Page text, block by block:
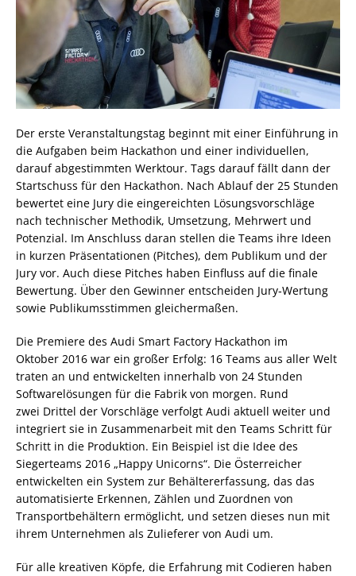
Der erste Veranstaltungstag beginnt mit einer Einführung in
die Aufgaben beim Hackathon und einer individuellen,
darauf abgestimmten Werktour. Tags darauf fällt dann der
Startschuss für den Hackathon. Nach Ablauf der 25 Stunden
bewertet eine Jury die eingereichten Lösungsvorschläge
nach technischer Methodik, Umsetzung, Mehrwert und
Potenzial. Im Anschluss daran stellen die Teams ihre Ideen
in kurzen Präsentationen (Pitches), dem Publikum und der
Jury vor. Auch diese Pitches haben Einfluss auf die finale
Bewertung. Über den Gewinner entscheiden Jury‑Wertung
sowie Publikumsstimmen gleichermaßen.
Die Premiere des Audi Smart Factory Hackathon im
Oktober 2016 war ein großer Erfolg: 16 Teams aus aller Welt
traten an und entwickelten innerhalb von 24 Stunden
Softwarelösungen für die Fabrik von morgen. Rund
zwei Drittel der Vorschläge verfolgt Audi aktuell weiter und
integriert sie in Zusammenarbeit mit den Teams Schritt für
Schritt in die Produktion. Ein Beispiel ist die Idee des
Siegerteams 2016 „Happy Unicorns“. Die Österreicher
entwickelten ein System zur Behältererfassung, das das
automatisierte Erkennen, Zählen und Zuordnen von
Transportbehältern ermöglicht, und setzen dieses nun mit
ihrem Unternehmen als Zulieferer von Audi um.
Für alle kreativen Köpfe, die Erfahrung mit Codieren haben